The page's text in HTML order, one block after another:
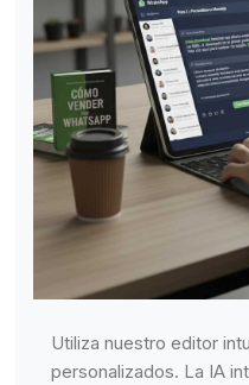
Utiliza nuestro editor
personalizados. La IA